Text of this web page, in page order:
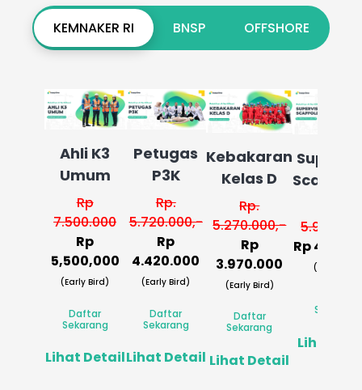
KEMNAKER RI BNSP OFFSHORE
Ahli K3
Umum
Rp
7.500.000
Rp
5,500,000
(Early Bird)
Daftar
Sekarang
Lihat Detail
Petugas
P3K
Rp.
5.720.000,-
Rp
4.420.000
(Early Bird)
Daftar
Sekarang
Lihat Detail
Kebakaran
Kelas D
Rp.
5.270.000,-
Rp
3.970.000
(Early Bird)
Daftar
Sekarang
Lihat Detail
Rp
(Early Bird)
Sekarang
Lihat